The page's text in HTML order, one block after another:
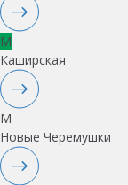
M
Каширская
M
Новые Черемушки